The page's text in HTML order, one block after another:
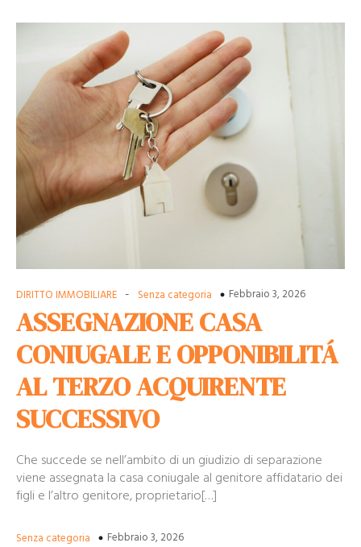
DIRITTO IMMOBILIARE - Senza categoria Febbraio 3, 2026
ASSEGNAZIONE CASA
CONIUGALE E OPPONIBILITÁ
AL TERZO ACQUIRENTE
SUCCESSIVO
Che succede se nell’ambito di un giudizio di separazione
viene assegnata la casa coniugale al genitore affidatario dei
figli e l’altro genitore, proprietario[…]
Senza categoria Febbraio 3, 2026